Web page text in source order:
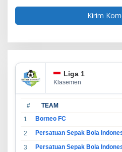
Liga 1
Klasemen
# TEAM
1 Borneo FC
2
3